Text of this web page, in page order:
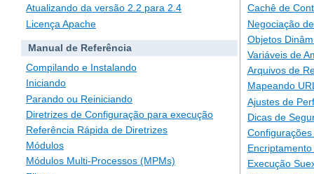
Atualizando da versão 2.2 para 2.4
Licença Apache
Manual de Referência
Compilando e Instalando
Iniciando
Parando ou Reiniciando
Diretrizes de Configuração para execução
Referência Rápida de Diretrizes
Módulos
Módulos Multi-Processos (MPMs)
Cachê de
Negociação
Objetos
Variáveis de
Arquivos de
Mapeando
Ajustes de
Dicas de
Execução